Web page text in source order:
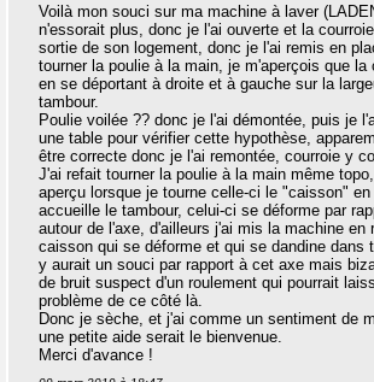
Voilà mon souci sur ma machine à laver
n'essorait plus, donc je l'ai ouverte et la
sortie de son logement, donc je l'ai remis en
tourner la poulie à la main, je m'aperçois que la
en se déportant à droite et à gauche sur la
tambour.
Poulie voilée ?? donc je l'ai démontée, puis je
une table pour vérifier cette hypothèse,
être correcte donc je l'ai remontée, courroie y
J'ai refait tourner la poulie à la main même
aperçu lorsque je tourne celle-ci le "caisson"
accueille le tambour, celui-ci se déforme par
autour de l'axe, d'ailleurs j'ai mis la machine en
caisson qui se déforme et qui se dandine dans
y aurait un souci par rapport à cet axe mais
de bruit suspect d'un roulement qui pourrait
problème de ce côté là.
Donc je sèche, et j'ai comme un sentiment de
une petite aide serait le bienvenue.
Merci d'avance !